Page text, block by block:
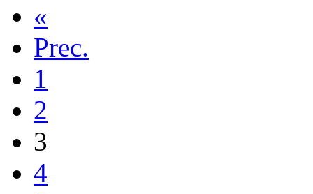
«
Prec.
1
2
3
4